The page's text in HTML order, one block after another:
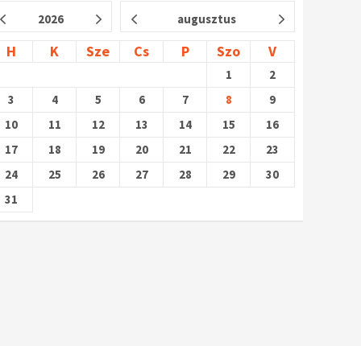
2026 augusztus
H K Sze Cs P Szo V
1
2
3
4 5 6 7 8
9
10
11 12 13 14 15
16
17
18 19 20 21 22
23
24
25 26 27 28 29
30
31